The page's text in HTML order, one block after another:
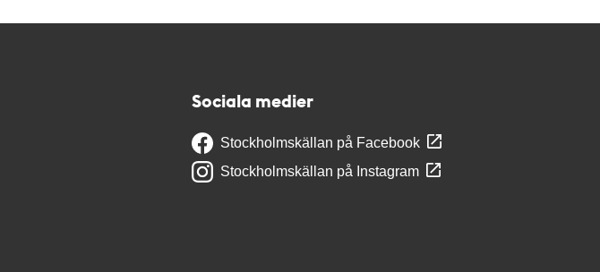
Sociala medier
Stockholmskällan på Facebook
Stockholmskällan på Instagram